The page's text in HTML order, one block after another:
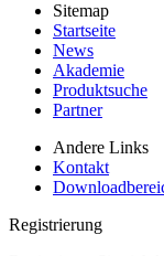
Sitemap
Startseite
News
Akademie
Produktsuche
Partner
Andere Links
Kontakt
Registrierung